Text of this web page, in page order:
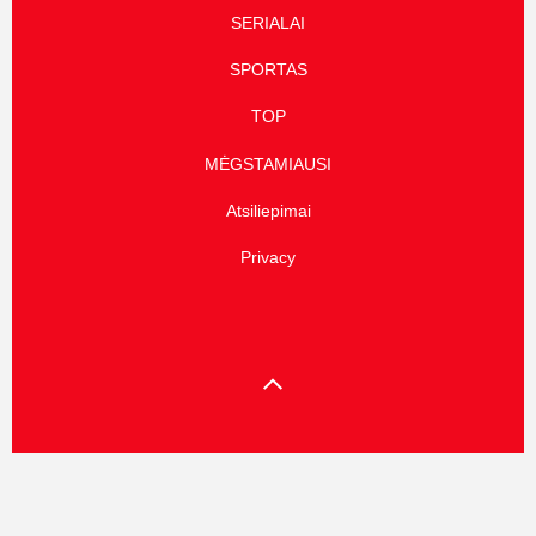
SERIALAI
SPORTAS
TOP
MĖGSTAMIAUSI
Atsiliepimai
Privacy